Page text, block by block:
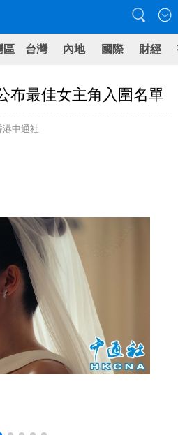
區 台灣 內地 國際 財經
布最佳女主角入圍名單
中通社